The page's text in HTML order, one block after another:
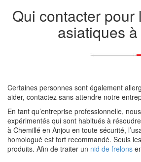
Qui contacter
asiatiques
Certaines personnes sont également
aider, contactez sans attendre notre
En tant qu’entreprise professionnelle,
expérimentés qui sont habitués à
à Chemillé en Anjou en toute sécurité,
homologué est fort recommandé. Seuls
produits. Afin de traiter un nid de frelons